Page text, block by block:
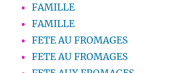
FAMILLE
FAMILLE
FETE AU FROMAGES
FETE AU FROMAGES